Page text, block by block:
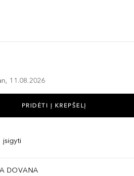
11.08.2026
PRIDĖTI Į KREPŠELĮ
įsigyti
DOVANA